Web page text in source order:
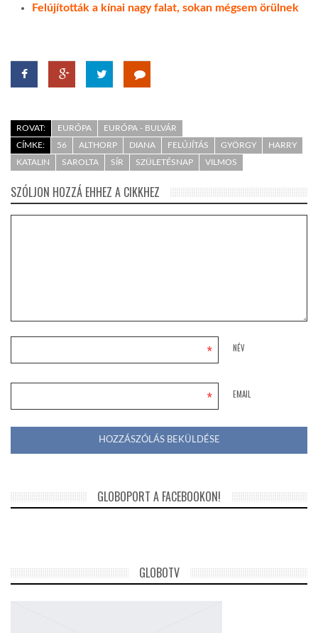
Felújították a kínai nagy falat, sokan mégsem örülnek
ROVAT: EURÓPA
EURÓPA - BULVÁR
CÍMKE:
56 ALTHORP DIANA FELÚJÍTÁS GYÖRGY
HARRY
KATALIN
SAROLTA SÍR SZÜLETÉSNAP VILMOS
SZÓLJON HOZZÁ EHHEZ A CIKKHEZ
NÉV
*
EMAIL
*
GLOBOPORT A FACEBOOKON!
GLOBOTV